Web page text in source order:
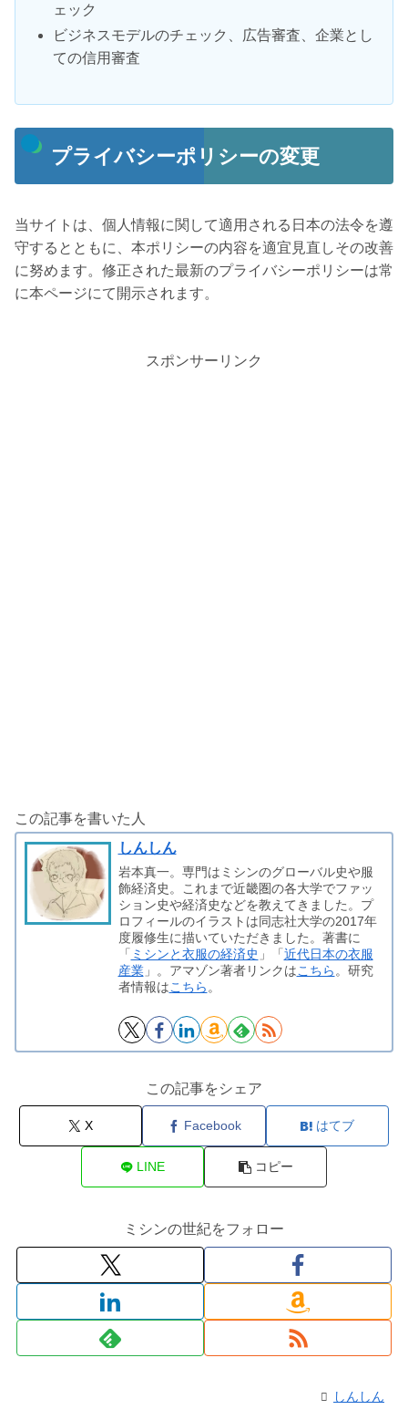
ェック
ビジネスモデルのチェック、広告審査、企業とし
ての信用審査
プライバシーポリシーの変更
当サイトは、個人情報に関して適用される日本の法令を遵
守するとともに、本ポリシーの内容を適宜見直しその改善
に努めます。修正された最新のプライバシーポリシーは常
に本ページにて開示されます。
スポンサーリンク
この記事を書いた人
しんしん
岩本真一。専門はミシンのグローバル史や服
飾経済史。これまで近畿圏の各大学でファッ
ション史や経済史などを教えてきました。プ
ロフィールのイラストは同志社大学の2017年
度履修生に描いていただきました。著書に
「 ミシンと衣服の経済史 」「近代日本の衣服
産業」。アマゾン著者リンクはこちら 。研究
者情報はこちら 。
この記事をシェア
X Facebook はてブ
LINE コピー
ミシンの世紀をフォロー
しんしん